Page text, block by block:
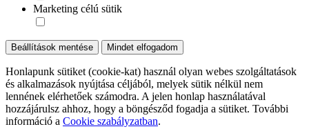
Marketing célú sütik
Beállítások mentése Mindet elfogadom
Honlapunk sütiket (cookie-kat) használ olyan webes szolgáltatások
és alkalmazások nyújtása céljából, melyek sütik nélkül nem
lennének elérhetőek számodra. A jelen honlap használatával
hozzájárulsz ahhoz, hogy a böngésződ fogadja a sütiket. További
információ a Cookie szabályzatban.